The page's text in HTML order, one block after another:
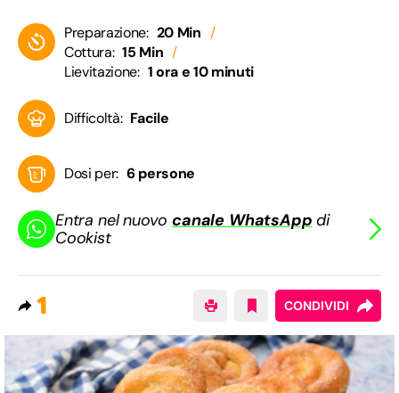
Preparazione: 20 Min
Cottura: 15 Min
Lievitazione: 1 ora e 10 minuti
Difficoltà: Facile
Dosi per: 6 persone
Entra nel nuovocanale WhatsApp di
Cookist
1 CONDIVIDI